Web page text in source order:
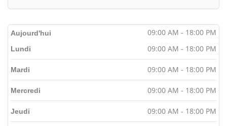
Aujourd'hui 09:00 AM - 18:00 PM
Lundi 09:00 AM - 18:00 PM
Mardi 09:00 AM - 18:00 PM
Mercredi 09:00 AM - 18:00 PM
Jeudi 09:00 AM - 18:00 PM